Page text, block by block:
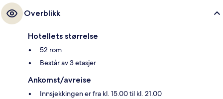
Overblikk
Hotellets størrelse
52 rom
Består av 3 etasjer
Ankomst/avreise
Innsjekkingen er fra kl. 15.00 til kl. 21.00